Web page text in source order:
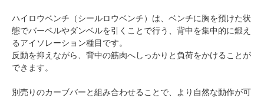
ハイロウベンチ（シールロウベンチ）は、ベンチに胸を預けた状
態でバーベルやダンベルを引くことで行う、背中を集中的に鍛え
るアイソレーション種目です。
反動を抑えながら、背中の筋肉へしっかりと負荷をかけることが
できます。
別売りのカーブバーと組み合わせることで、より自然な動作が可